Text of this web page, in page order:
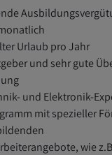
Urlaub pro Jahr
und sehr gute
und Elektronik-
mit spezieller
wie